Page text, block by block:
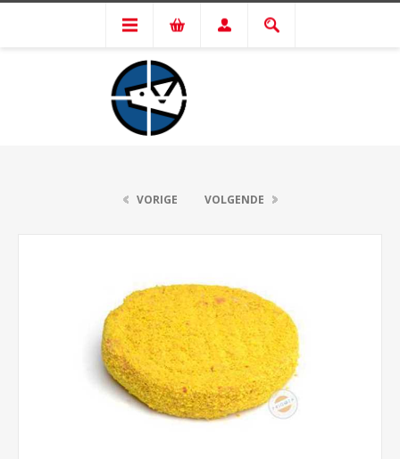
VORIGE VOLGENDE